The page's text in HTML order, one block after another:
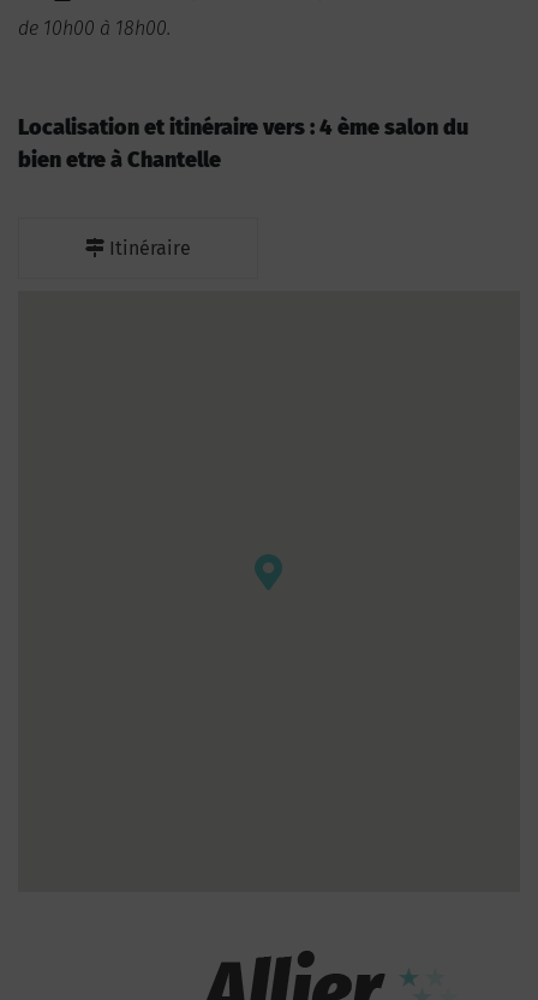
de 10h00 à 18h00.
Localisation et itinéraire vers : 4 ème salon du
bien etre à Chantelle
Itinéraire